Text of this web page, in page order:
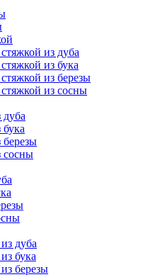
из дуба
из бука
из березы
из сосны
сосны
дуба
бука
березы